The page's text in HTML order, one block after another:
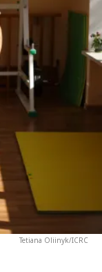
Tetiana Oliinyk/ICRC